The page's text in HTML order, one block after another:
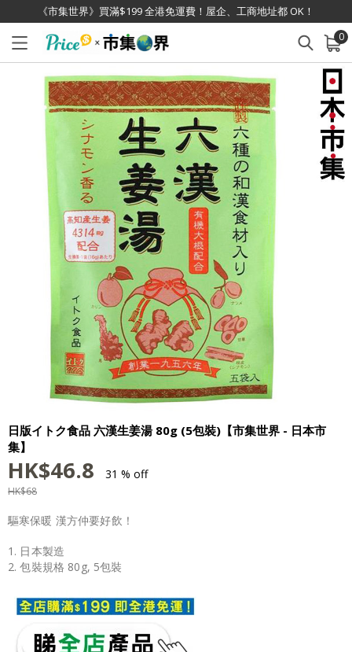
《市集世界》買滿$199 全港免運費！屋企、工商地址都 OK！
0
已加入購物車 查看
日版イトク食品 六漢生姜湯 80g (5包裝)【市集世界 - 日本市
集】
HK$46.8 31 % off
HK$68
驅寒保暖 漢方仲要好飲！
1. 日本製造
2. 包裝規格 80g, 5包裝